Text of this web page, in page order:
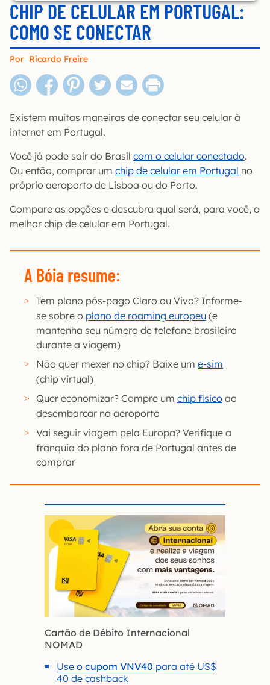
CHIP DE CELULAR EM PORTUGAL:
COMO SE CONECTAR
Por Ricardo Freire
Existem muitas maneiras de conectar seu celular à
internet em Portugal.
Você já pode sair do Brasil com o celular conectado.
Ou então, comprar um chip de celular em Portugal no
próprio aeroporto de Lisboa ou do Porto.
Compare as opções e descubra qual será, para você, o
melhor chip de celular em Portugal.
A Bóia resume:
Tem plano pós-pago Claro ou Vivo? Informe-
se sobre o plano de roaming europeu (e
mantenha seu número de telefone brasileiro
durante a viagem)
Não quer mexer no chip? Baixe um e-sim
(chip virtual)
Quer economizar? Compre um chip físico ao
desembarcar no aeroporto
Vai seguir viagem pela Europa? Verifique a
franquia do plano fora de Portugal antes de
comprar
Cartão de Débito Internacional
NOMAD
Use o cupom VNV40 para até US$
40 de cashback